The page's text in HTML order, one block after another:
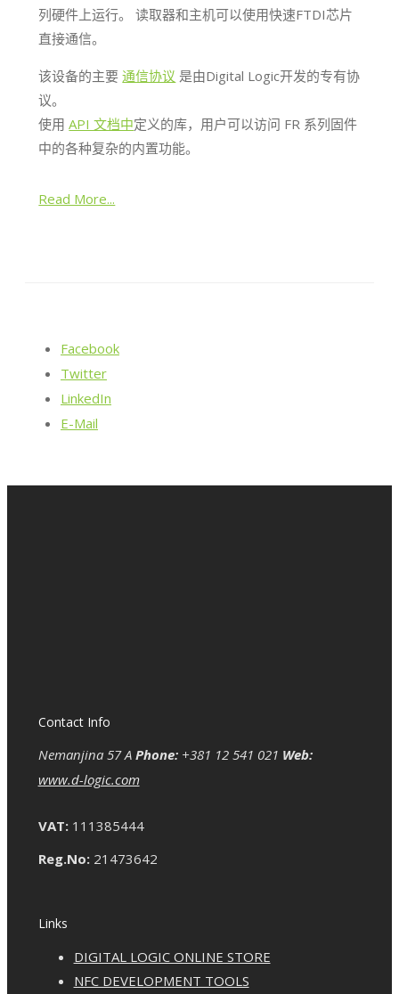
列硬件上运行。 读取器和主机可以使用快速FTDI芯片
直接通信。
该设备的主要通信协议 是由Digital Logic开发的专有协
议。
使用API 文档中定义的库，用户可以访问 FR 系列固件
中的各种复杂的内置功能。
Read More...
Facebook
Twitter
LinkedIn
E-Mail
Contact Info
Nemanjina 57 A Phone:+381 12 541 021 Web:
www.d-logic.com
VAT:111385444
Reg.No:21473642
Links
DIGITAL LOGIC ONLINE STORE
NFC DEVELOPMENT TOOLS